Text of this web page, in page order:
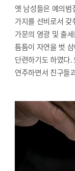
옛 남성들은 예의
가지를 선비로서
가문의 영광 및 출
틈틈이 자연을 벗
단련하기도 하였다
연주하면서 친구들